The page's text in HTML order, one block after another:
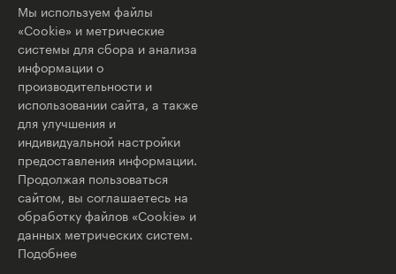
Мы используем файлы
«Cookie» и метрические
системы для сбора и анализа
информации о
производительности и
использовании сайта, а также
для улучшения и
индивидуальной настройки
предоставления информации.
Продолжая пользоваться
сайтом, вы соглашаетесь на
обработку файлов «Cookie» и
данных метрических систем.
Подобнее